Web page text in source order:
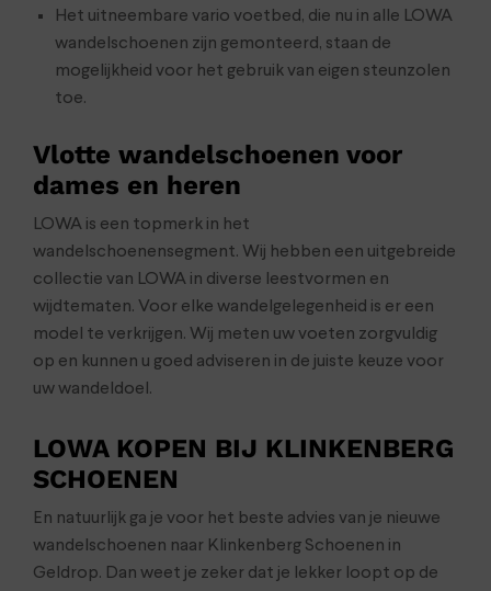
Het uitneembare vario voetbed, die nu in alle LOWA
wandelschoenen zijn gemonteerd, staan de
mogelijkheid voor het gebruik van eigen steunzolen
toe.
Vlotte wandelschoenen voor
dames en heren
LOWA is een topmerk in het
wandelschoenensegment. Wij hebben een uitgebreide
collectie van LOWA in diverse leestvormen en
wijdtematen. Voor elke wandelgelegenheid is er een
model te verkrijgen. Wij meten uw voeten zorgvuldig
op en kunnen u goed adviseren in de juiste keuze voor
uw wandeldoel.
LOWA KOPEN BIJ KLINKENBERG
SCHOENEN
En natuurlijk ga je voor het beste advies van je nieuwe
wandelschoenen naar Klinkenberg Schoenen in
Geldrop. Dan weet je zeker dat je lekker loopt op de